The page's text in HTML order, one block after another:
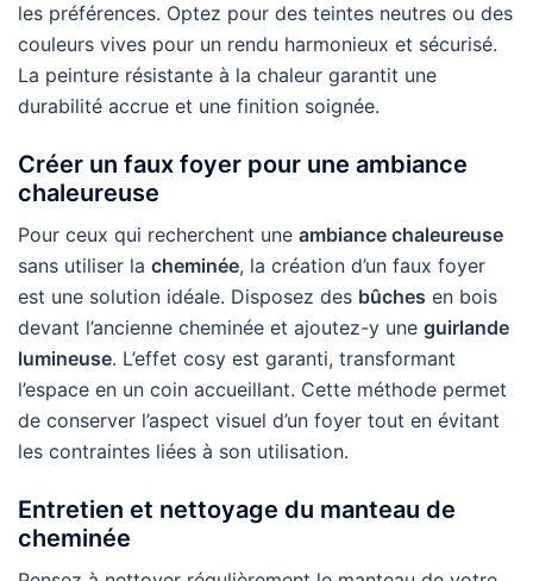
les préférences. Optez pour des teintes neutres ou des
couleurs vives pour un rendu harmonieux et sécurisé.
La peinture résistante à la chaleur garantit une
durabilité accrue et une finition soignée.
Créer un faux foyer pour une ambiance
chaleureuse
Pour ceux qui recherchent une ambiance chaleureuse
sans utiliser la cheminée, la création d’un faux foyer
est une solution idéale. Disposez des bûches en bois
devant l’ancienne cheminée et ajoutez-y une guirlande
lumineuse. L’effet cosy est garanti, transformant
l’espace en un coin accueillant. Cette méthode permet
de conserver l’aspect visuel d’un foyer tout en évitant
les contraintes liées à son utilisation.
Entretien et nettoyage du manteau de
cheminée